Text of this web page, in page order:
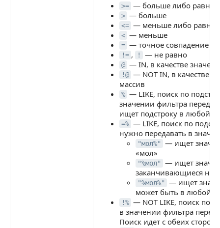
>= — больше либо равно
> — больше
<= — меньше либо равно
< — меньше
= — точное совпадение
!= , ! — не равно
@ — IN, в качестве
!@ — NOT IN, в качестве
массив
% — LIKE, поиск по
значении фильтра
ищет подстроку в любой
=% — LIKE, поиск по
нужно передавать в
"мол%"
— ищет
«мол»
"%мол"
— ищет
заканчивающиеся на
"%мол%"
— ищет
может быть в любой
!% — NOT LIKE, поиск по
в значении фильтра
Поиск идет с обеих сторон